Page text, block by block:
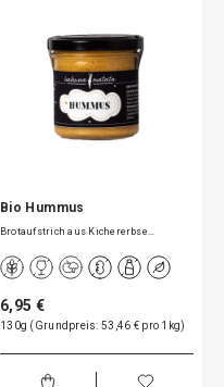
Bio Hummus
Brotaufstrich aus Kichererbse…
6,95 €
130g (Grundpreis: 53,46 € pro 1kg)